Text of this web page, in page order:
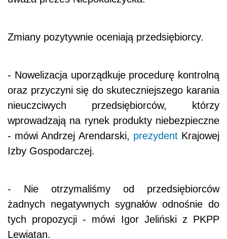
Zmiany pozytywnie oceniają przedsiębiorcy.
- Nowelizacja uporządkuje procedurę kontrolną
oraz przyczyni się do skuteczniejszego karania
nieuczciwych przedsiębiorców, którzy
wprowadzają na rynek produkty niebezpieczne
- mówi Andrzej Arendarski, prezydentKrajowej
Izby Gospodarczej.
- Nie otrzymaliśmy od przedsiębiorców
żadnych negatywnych sygnałów odnośnie do
tych propozycji - mówi Igor Jeliński z PKPP
Lewiatan.